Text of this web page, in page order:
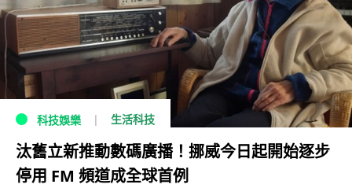
科技娛樂 生活科技
汰舊立新推動數碼廣播！挪威今日起開始逐步
停用 FM 頻道成全球首例